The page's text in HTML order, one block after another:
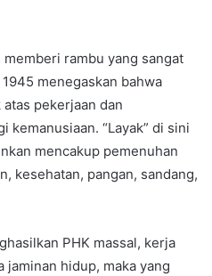
rambu yang sangat
menegaskan bahwa
pekerjaan dan
kemanusiaan. “Layak” di sini
mencakup pemenuhan
kesehatan, pangan, sandang,
PHK massal, kerja
jaminan hidup, maka yang